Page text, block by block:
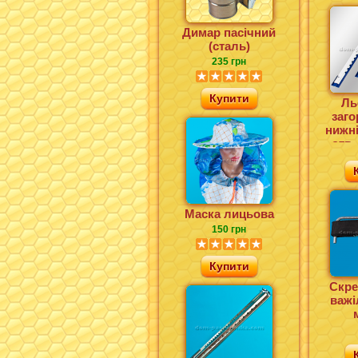
Димар пасічний
(сталь)
235 грн
Купити
Маска лицьова
150 грн
Купити